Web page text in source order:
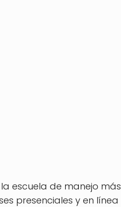
escuela de manejo más
presenciales y en línea